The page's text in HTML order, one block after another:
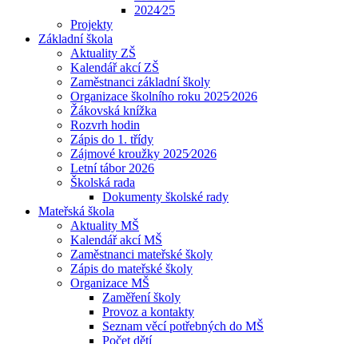
2024⁄25
Projekty
Základní škola
Aktuality ZŠ
Kalendář akcí ZŠ
Zaměstnanci základní školy
Organizace školního roku 2025⁄2026
Žákovská knížka
Rozvrh hodin
Zápis do 1. třídy
Zájmové kroužky 2025⁄2026
Letní tábor 2026
Školská rada
Dokumenty školské rady
Mateřská škola
Aktuality MŠ
Kalendář akcí MŠ
Zaměstnanci mateřské školy
Zápis do mateřské školy
Organizace MŠ
Zaměření školy
Provoz a kontakty
Seznam věcí potřebných do MŠ
Počet dětí